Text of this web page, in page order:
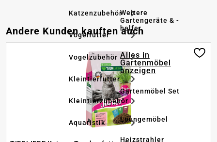
Katzenzubehör
Vogelfutter
Vogelzubehör
Kleintierfutter
Kleintierzubehör
Aquaristik
Weitere
Gartengeräte & -
helfer
Alles in
Gartenmöbel
anzeigen
Gartenmöbel Set
Loungemöbel
Heizstrahler
Produktgalerie überspringen
Andere Kunden kauften auch